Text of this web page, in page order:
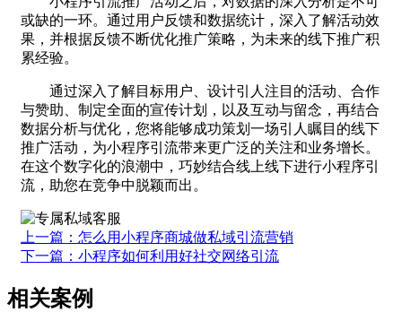
或缺的一环。通过用户反馈和数据统计，深入了解活动效
果，并根据反馈不断优化推广策略，为未来的线下推广积
累经验。
通过深入了解目标用户、设计引人注目的活动、合作
与赞助、制定全面的宣传计划，以及互动与留念，再结合
数据分析与优化，您将能够成功策划一场引人瞩目的线下
推广活动，为小程序引流带来更广泛的关注和业务增长。
在这个数字化的浪潮中，巧妙结合线上线下进行小程序引
流，助您在竞争中脱颖而出。
上一篇：怎么用小程序商城做私域引流营销
下一篇：小程序如何利用好社交网络引流
相关案例